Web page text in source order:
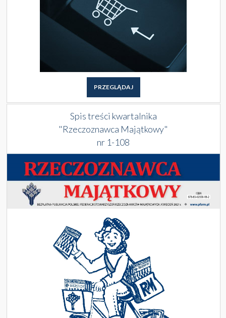
PRZEGLĄDAJ
Spis treści kwartalnika
"Rzeczoznawca Majątkowy"
nr 1-108